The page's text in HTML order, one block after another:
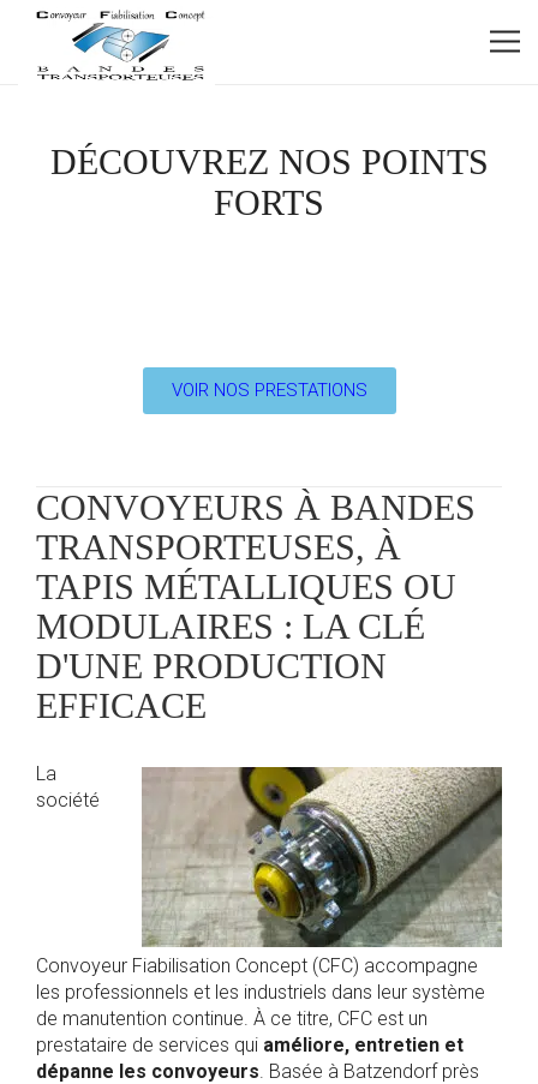
DÉCOUVREZ NOS POINTS
FORTS
VOIR NOS PRESTATIONS
CONVOYEURS À BANDES
TRANSPORTEUSES, À
TAPIS MÉTALLIQUES OU
MODULAIRES : LA CLÉ
D'UNE PRODUCTION
EFFICACE
La
société
Convoyeur Fiabilisation Concept (CFC) accompagne
les professionnels et les industriels dans leur système
de manutention continue. À ce titre, CFC est un
prestataire de services qui améliore, entretien et
dépanne les convoyeurs. Basée à Batzendorf près